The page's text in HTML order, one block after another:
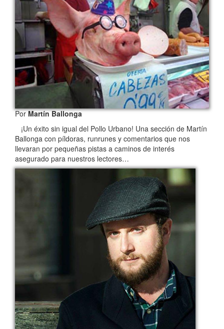
PorMartín Ballonga
¡Un éxito sin igual del Pollo Urbano! Una sección de Martín
Ballonga con píldoras, runrunes y comentarios que nos
llevaran por pequeñas pistas a caminos de interés
asegurado para nuestros lectores…